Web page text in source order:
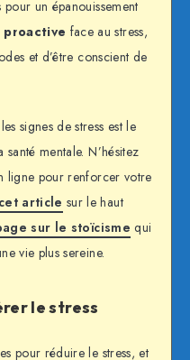
un épanouissement
proactive face au stress,
et d’être conscient de
signes de stress est le
mentale. N’hésitez
ligne pour renforcer votre
cet article sur le haut
sur le stoïcisme qui
vie plus sereine.
le stress
pour réduire le stress, et